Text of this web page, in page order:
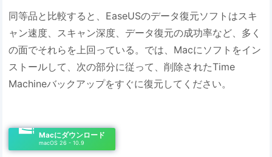
同等品と比較すると、EaseUSのデータ復元ソフトはスキ
ャン速度、スキャン深度、データ復元の成功率など、多く
の面でそれらを上回っている。では、Macにソフトをイン
ストールして、次の部分に従って、削除されたTime
Machineバックアップをすぐに復元してください。
Macにダウンロード
macOS 26 - 10.9